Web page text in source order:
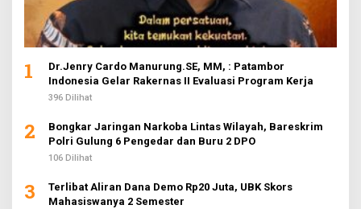
1
Dr.Jenry Cardo Manurung.SE, MM, : Patambor
Indonesia Gelar Rakernas II Evaluasi Program Kerja
396 Dilihat
2
Bongkar Jaringan Narkoba Lintas Wilayah, Bareskrim
Polri Gulung 6 Pengedar dan Buru 2 DPO
106 Dilihat
3
Terlibat Aliran Dana Demo Rp20 Juta, UBK Skors
Mahasiswanya 2 Semester